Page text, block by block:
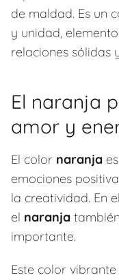
de maldad. Es un
y unidad,
relaciones sólidas
El naranja
amor y
El color naranja
emociones
la creatividad. En
el naranja
importante.
Este color